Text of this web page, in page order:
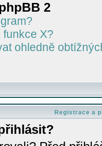
2
X?
ohledně
Registrace a